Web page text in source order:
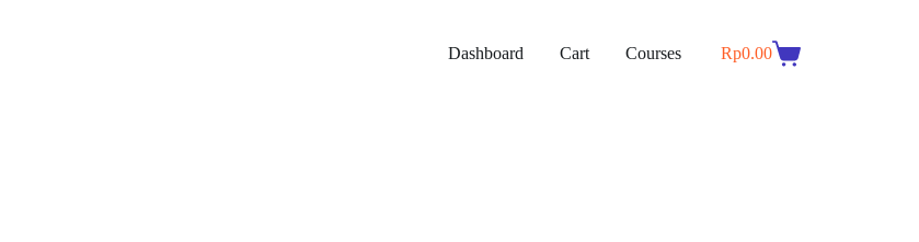
Dashboard Cart Courses
Shopping
Rp0.00